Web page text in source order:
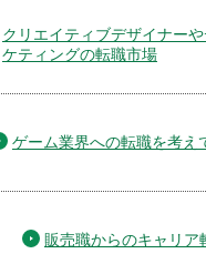
クリエイティブデザイナー
ケティングの転職市場
ゲーム業界への転職を考え
販売職からのキャリア